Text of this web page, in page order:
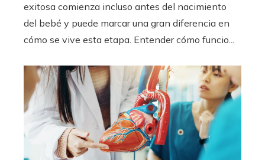
exitosa comienza incluso antes del nacimiento
del bebé y puede marcar una gran diferencia en
cómo se vive esta etapa. Entender cómo funcio...